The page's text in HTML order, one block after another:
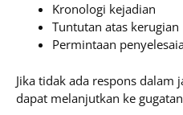
Kronologi kejadian
Tuntutan atas kerugian
Permintaan
Jika tidak ada respons dalam
dapat melanjutkan ke